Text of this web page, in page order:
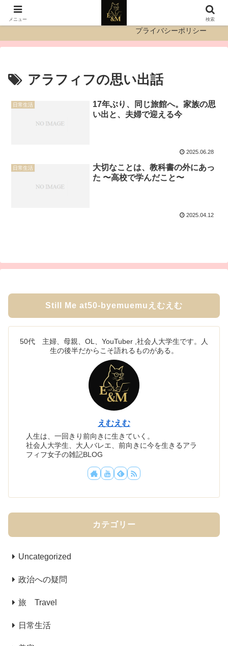
プライバシーポリシー
アラフィフの思い出話
日常生活
17年ぶり、同じ旅館へ。家族の思
い出と、夫婦で迎える今
2025.06.28
日常生活
大切なことは、教科書の外にあっ
た 〜高校で学んだこと〜
2025.04.12
Still Me at50-byemuemuえむえむ
50代 主婦、母親、OL、YouTuber ,社会人大学生です。人
生の後半だからこそ語れるものがある。
えむえむ
人生は、一回きり前向きに生きていく。
社会人大学生、大人バレエ、前向きに今を生きるアラ
フィフ女子の雑記BLOG
カテゴリー
Uncategorized
政治への疑問
旅 Travel
日常生活
メニュー 検索